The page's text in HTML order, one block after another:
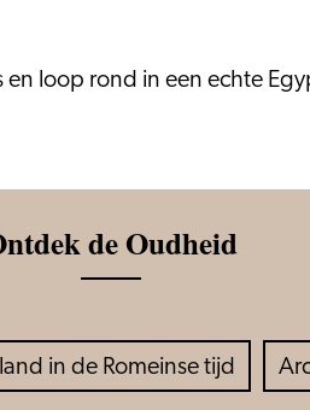
loop rond in een echte
de Oudheid
in de Romeinse tijd